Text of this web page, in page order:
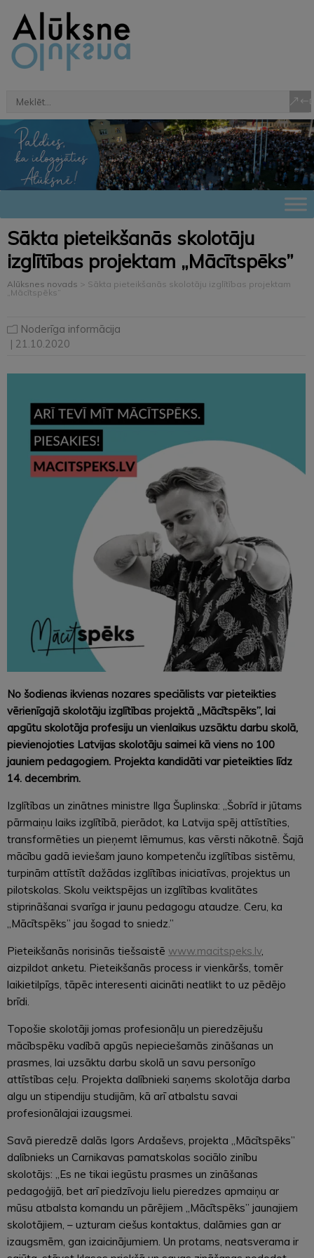
Sākta pieteikšanās skolotāju
izglītības projektam „Mācītspēks”
Alūksnes novads > Sākta pieteikšanās skolotāju izglītības projektam
„Mācītspēks”
Noderīga informācija
| 21.10.2020
No šodienas ikvienas nozares speciālists var pieteikties
vērienīgajā skolotāju izglītības projektā „Mācītspēks”, lai
apgūtu skolotāja profesiju un vienlaikus uzsāktu darbu skolā,
pievienojoties Latvijas skolotāju saimei kā viens no 100
jauniem pedagogiem. Projekta kandidāti var pieteikties līdz
14. decembrim.
Izglītības un zinātnes ministre Ilga Šuplinska: „Šobrīd ir jūtams
pārmaiņu laiks izglītībā, pierādot, ka Latvija spēj attīstīties,
transformēties un pieņemt lēmumus, kas vērsti nākotnē. Šajā
mācību gadā ieviešam jauno kompetenču izglītības sistēmu,
turpinām attīstīt dažādas izglītības iniciatīvas, projektus un
pilotskolas. Skolu veiktspējas un izglītības kvalitātes
stiprināšanai svarīga ir jaunu pedagogu ataudze. Ceru, ka
„Mācītspēks” jau šogad to sniedz.”
Pieteikšanās norisinās tiešsaistē www.macitspeks.lv,
aizpildot anketu. Pieteikšanās process ir vienkāršs, tomēr
laikietilpīgs, tāpēc interesenti aicināti neatlikt to uz pēdējo
brīdi.
Topošie skolotāji jomas profesionāļu un pieredzējušu
mācībspēku vadībā apgūs nepieciešamās zināšanas un
prasmes, lai uzsāktu darbu skolā un savu personīgo
attīstības ceļu. Projekta dalībnieki saņems skolotāja darba
algu un stipendiju studijām, kā arī atbalstu savai
profesionālajai izaugsmei.
Savā pieredzē dalās Igors Ardaševs, projekta „Mācītspēks”
dalībnieks un Carnikavas pamatskolas sociālo zinību
skolotājs: „Es ne tikai iegūstu prasmes un zināšanas
pedagoģijā, bet arī piedzīvoju lielu pieredzes apmaiņu ar
mūsu atbalsta komandu un pārējiem „Mācītspēks” jaunajiem
skolotājiem, – uzturam ciešus kontaktus, dalāmies gan ar
izaugsmēm, gan izaicinājumiem. Un protams, neatsverama ir